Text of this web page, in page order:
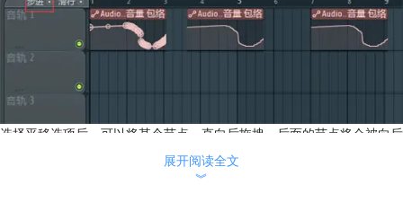
选择平移选项后，可以将某个节点一直向后拖拽，后面的节点将会被向后
样本剪辑焦点选项下方是音符、通道和样式。它们分别用来显示音符、通
展开阅读全文
︾